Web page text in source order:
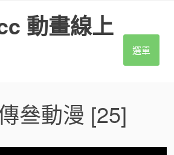
動畫線上
選單
叄動漫 [25]